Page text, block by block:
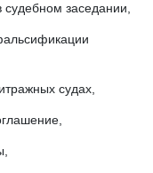
заседании,
судах,